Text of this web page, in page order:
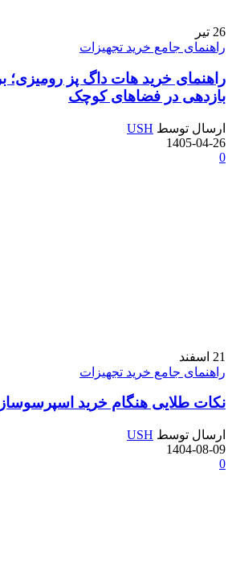
26 تیر
راهنمای جامع خرید تجهیزات
راهنمای خرید هات داگ پز رومیزی؛
بازدهی در فضاهای کوچک
ارسال توسط USH
1405-04-26
0
21 اسفند
راهنمای جامع خرید تجهیزات
نکات طلایی هنگام خرید
ارسال توسط USH
1404-08-09
0